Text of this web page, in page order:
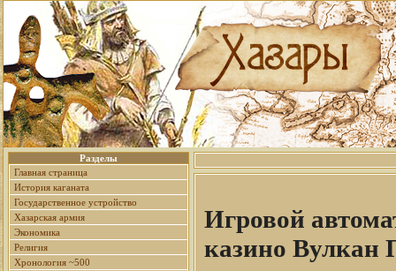
Разделы
Главная страница
История каганата
Государственное устройство
Хазарская армия
Экономика
Религия
Хронология ~500
Игровой
казино Вулкан